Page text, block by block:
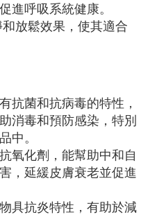
進呼吸系統健康。
放鬆效果，使其適合
抗菌和抗病毒的特性，
消毒和預防感染，特別
中。
氧化劑，能幫助中和自
，延緩皮膚衰老並促進
具抗炎特性，有助於減